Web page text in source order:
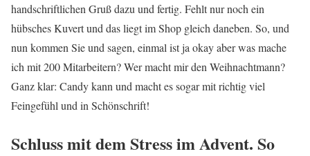
handschriftlichen Gruß dazu und fertig. Fehlt nur noch ein
hübsches Kuvert und das liegt im Shop gleich daneben. So, und
nun kommen Sie und sagen, einmal ist ja okay aber was mache
ich mit 200 Mitarbeitern? Wer macht mir den Weihnachtmann?
Ganz klar: Candy kann und macht es sogar mit richtig viel
Feingefühl und in Schönschrift!
Schluss mit dem Stress im Advent. So